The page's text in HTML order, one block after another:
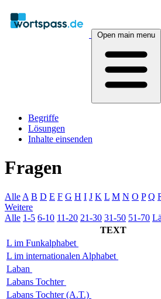
Open main menu
Begriffe
Lösungen
Inhalte einsenden
Fragen
Alle A B D E F G H I J K L M N O P Q
Weitere
Alle 1-5 6-10 11-20 21-30 31-50 51-70
TEXT
L im Funkalphabet
L im internationalen Alphabet
Laban
Labans Tochter
Labans Tochter (A.T.)